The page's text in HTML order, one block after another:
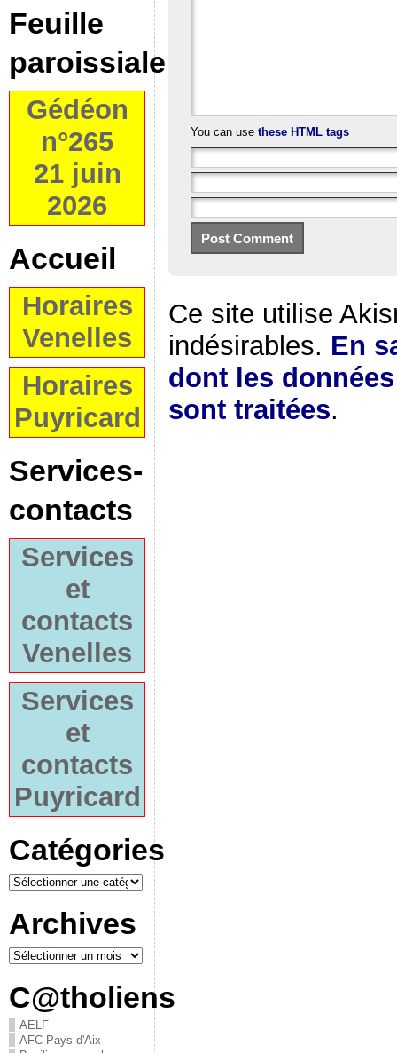
Feuille
paroissiale
Gédéon
n°265
21 juin
2026
Accueil
Horaires
Venelles
Horaires
Puyricard
Services-
contacts
Services
et
contacts
Venelles
Services
et
contacts
Puyricard
Catégories
Archives
C@tholiens
AELF
AFC Pays d'Aix
You can use these HTML tags
Ce site utilise
indésirables. En
dont les
sont traitées.